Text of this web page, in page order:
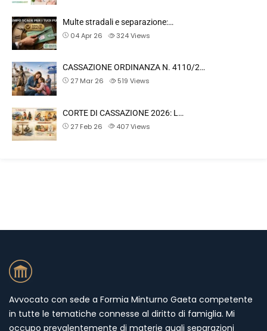
Multe stradali e separazione:…
04 Apr 26
324Views
CASSAZIONE ORDINANZA N. 4110/2…
27 Mar 26
519 Views
CORTE DI CASSAZIONE 2026: L…
27 Feb 26
407Views
Avvocato con sede a Formia Minturno Gaeta competente
in tutte le tematiche connesse al diritto di famiglia. Mi
occupo prevalentemente di materie quali separazioni